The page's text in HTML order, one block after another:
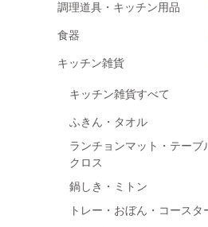
調理道具・キッチン用品
食器
キッチン雑貨
キッチン雑貨すべて
ふきん・タオル
ランチョンマット・テーブ
クロス
鍋しき・ミトン
トレー・おぼん・コースタ